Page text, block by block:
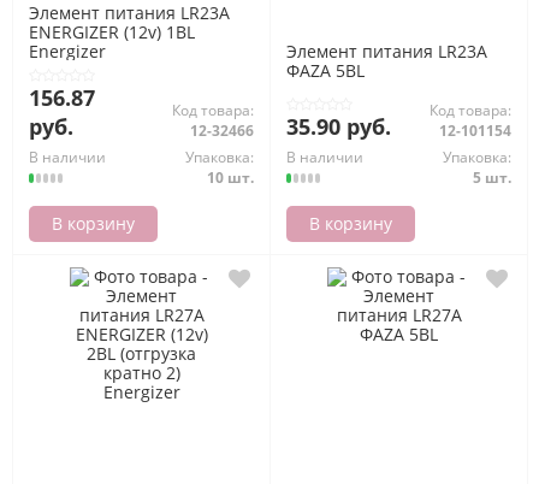
Элемент питания LR23A
ENERGIZER (12v) 1BL
Energizer
156.87
руб.
Код товара:
12-32466
В наличии
Упаковка:
10 шт.
В корзину
Элемент питания LR23A
ФАZА 5BL
35.90 руб.
Код товара:
12-101154
В наличии
Упаковка:
5 шт.
В корзину